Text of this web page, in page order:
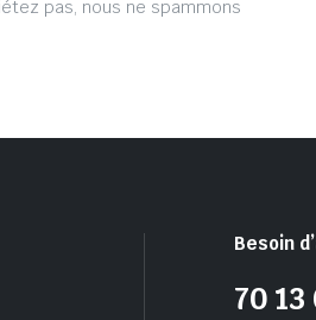
pas, nous ne spammons
Besoin
70 13